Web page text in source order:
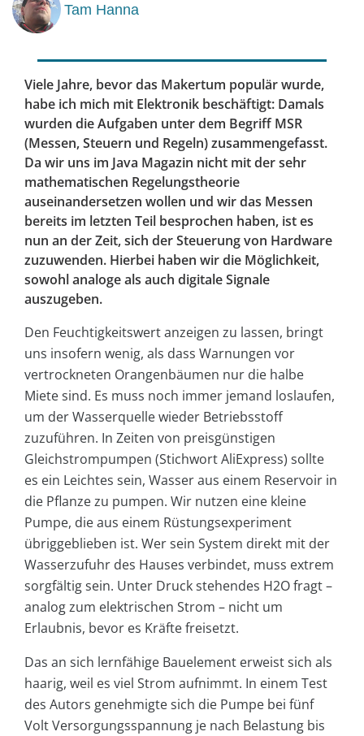
Tam Hanna
Viele Jahre, bevor das Makertum populär wurde,
habe ich mich mit Elektronik beschäftigt: Damals
wurden die Aufgaben unter dem Begriff MSR
(Messen, Steuern und Regeln) zusammengefasst.
Da wir uns im Java Magazin nicht mit der sehr
mathematischen Regelungstheorie
auseinandersetzen wollen und wir das Messen
bereits im letzten Teil besprochen haben, ist es
nun an der Zeit, sich der Steuerung von Hardware
zuzuwenden. Hierbei haben wir die Möglichkeit,
sowohl analoge als auch digitale Signale
auszugeben.
Den Feuchtigkeitswert anzeigen zu lassen, bringt
uns insofern wenig, als dass Warnungen vor
vertrockneten Orangenbäumen nur die halbe
Miete sind. Es muss noch immer jemand loslaufen,
um der Wasserquelle wieder Betriebsstoff
zuzuführen. In Zeiten von preisgünstigen
Gleichstrompumpen (Stichwort AliExpress) sollte
es ein Leichtes sein, Wasser aus einem Reservoir in
die Pflanze zu pumpen. Wir nutzen eine kleine
Pumpe, die aus einem Rüstungsexperiment
übriggeblieben ist. Wer sein System direkt mit der
Wasserzufuhr des Hauses verbindet, muss extrem
sorgfältig sein. Unter Druck stehendes H2O fragt –
analog zum elektrischen Strom – nicht um
Erlaubnis, bevor es Kräfte freisetzt.
Das an sich lernfähige Bauelement erweist sich als
haarig, weil es viel Strom aufnimmt. In einem Test
des Autors genehmigte sich die Pumpe bei fünf
Volt Versorgungsspannung je nach Belastung bis